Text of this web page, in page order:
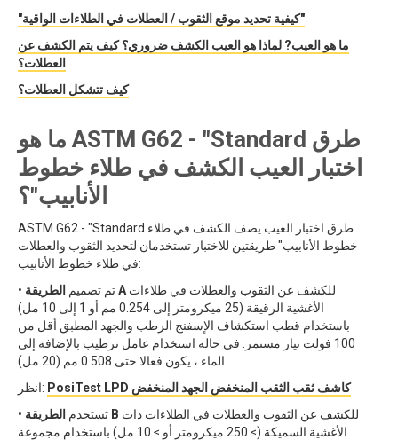
"كيفية تحديد موقع الثقوب / العطلات في الطلاءات الواقية"
ما هو العيب? لماذا هو العيب الكشف ضروري؟ كيف يتم الكشف عن
العطلات؟
كيف تتشكل العطلات؟
ما هو ASTM G62 - "Standard طرق
اختبار العيب الكشف في طلاء خطوط
الأنابيب"؟
ASTM G62 - "Standard طرق اختبار العيب يصف الكشف في طلاء
خطوط الأنابيب" طريقتين للاختبار تستخدمان لتحديد الثقوب والعطلات
في طلاء خطوط الأنابيب:
• تم تصميمالطريقة A
الأغشية الرقيقة (25 ميكرومتر إلى 0.254 مم أو 1 إلى 10 مل)
باستخدام قطب استكشاف الإسفنج الرطب والجهد المطبق أقل من
100 فولت تيار مستمر. في حالة استخدام عامل ترطيب بالإضافة إلى
انظر:
PosiTest LPD كاشف ثقب الثقب المنخفض الجهد المنخفض
• تستخدم الطريقة B
الأغشية السميكة (≥ 250 ميكرومتر أو ≥ 10 مل) باستخدام مجموعة